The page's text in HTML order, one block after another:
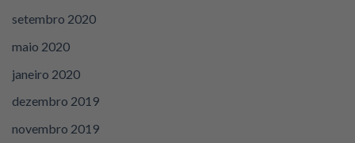
setembro 2020
maio 2020
janeiro 2020
dezembro 2019
novembro 2019